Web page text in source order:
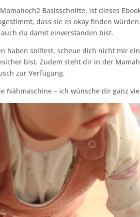
Basisschnitte, ist dieses
dass sie es okay finden
du damit einverstanden bist.
haben solltest, scheue dich nicht mir
bist. Zudem steht dir in der
zur Verfügung.
Nähmaschine – ich wünsche dir ganz